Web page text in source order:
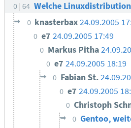
0 64 Welche
0 knasterbax24.09.2005
0 e7 24.09.2005 17:49
0 Markus Pitha
0 e724.09.2005 18:19
0 Fabian St.
0 e7 24.09.2005
0 Christoph
0 Gentoo,